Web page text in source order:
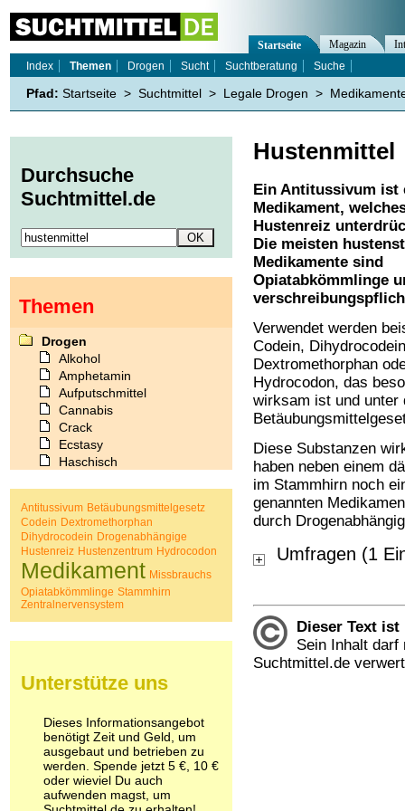
Hustenmittel
Ein Antitussivum ist
Medikament,
Hustenreiz
Die meisten
Medikamente sind
Opiatabkömmlinge
Verwendet werden
Codein,
Dextromethorphan
Hydrocodon, das
wirksam ist und unter
Diese Substanzen
haben neben einem
im Stammhirn noch
genannten
durch
Umfragen (1
Dieser Text
Sein Inhalt darf
Suchtmittel.de
Startseite Magazin
Index
Themen Drogen Sucht Suchtberatung Suche
Pfad: Startseite > Suchtmittel > Legale Drogen >
Durchsuche
Suchtmittel.de
Themen
Drogen
Alkohol
Amphetamin
Aufputschmittel
Cannabis
Crack
Ecstasy
Haschisch
Koffein
Kokain
Lachgas
LSD
Marihuana
Medikamente
Muskatnuss
Opium
Pilze
Poppers
Psychopharmaka
Schlafmittel
Schmerzmittel
Antitussivum Betäubungsmittelgesetz
Codein Dextromethorphan
Dihydrocodein Drogenabhängige
Hustenreiz Hustenzentrum Hydrocodon
Medikament Missbrauchs
Opiatabkömmlinge Stammhirn
Zentralnervensystem
Unterstütze uns
Dieses Informationsangebot
benötigt Zeit und Geld, um
ausgebaut und betrieben zu
werden. Spende jetzt 5 €, 10 €
oder wieviel Du auch
aufwenden magst, um